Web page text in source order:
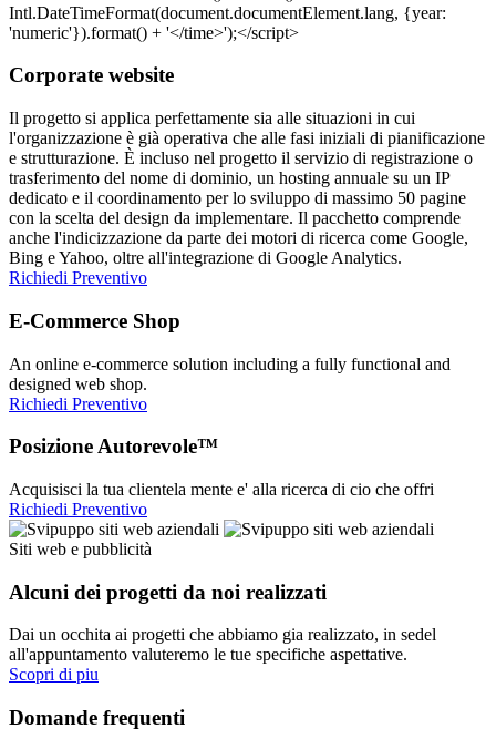
Corporate website
Il progetto si applica perfettamente sia alle situazioni in cui
l'organizzazione è già operativa che alle fasi iniziali di pianificazione
e strutturazione. È incluso nel progetto il servizio di registrazione o
trasferimento del nome di dominio, un hosting annuale su un IP
dedicato e il coordinamento per lo sviluppo di massimo 50 pagine
con la scelta del design da implementare. Il pacchetto comprende
anche l'indicizzazione da parte dei motori di ricerca come Google,
Bing e Yahoo, oltre all'integrazione di Google Analytics.
Richiedi Preventivo
E-Commerce Shop
An online e-commerce solution including a fully functional and
designed web shop.
Richiedi Preventivo
Posizione Autorevole™
Acquisisci la tua clientela mente e' alla ricerca di cio che offri
Richiedi Preventivo
Siti web e pubblicità
Alcuni dei progetti da noi realizzati
Dai un occhita ai progetti che abbiamo gia realizzato, in sedel
all'appuntamento valuteremo le tue specifiche aspettative.
Scopri di piu
Domande frequenti